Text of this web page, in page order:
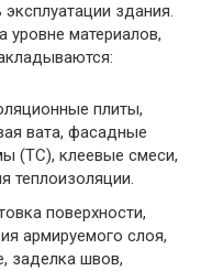
здания.
уровне материалов,
плиты,
вата, фасадные
(ТС), клеевые смеси,
теплоизоляции.
поверхности,
армируемого слоя,
заделка швов,